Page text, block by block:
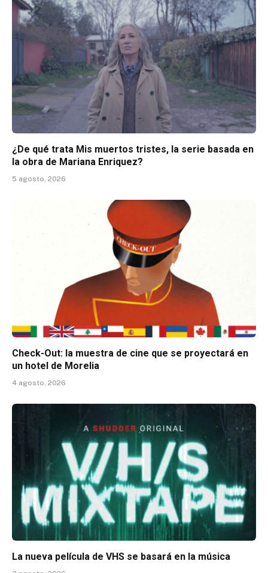
¿De qué trata Mis muertos tristes, la serie basada en
la obra de Mariana Enriquez?
5 agosto, 2026
Check-Out: la muestra de cine que se proyectará en
un hotel de Morelia
4 agosto, 2026
La nueva película de VHS se basará en la música